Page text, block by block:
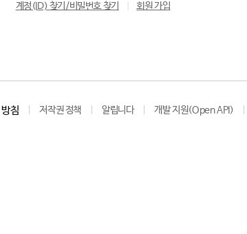
계정(ID) 찾기/비밀번호 찾기 회원 가입
침 저작권 정책 알립니다 개발 지원(Open API)